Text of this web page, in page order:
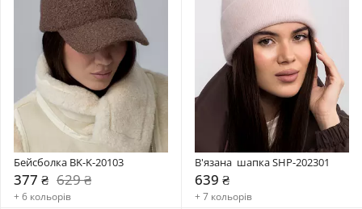
Бейсболка BK-K-20103
377 ₴ 629 ₴
+ 6 кольорів
В'язана  шапка SHP-202301
639 ₴
+ 7 кольорів